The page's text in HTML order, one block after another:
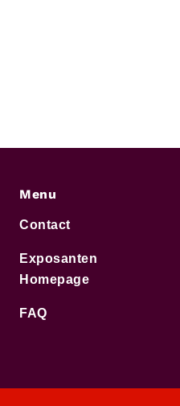
Menu
Contact
Exposanten
Homepage
FAQ